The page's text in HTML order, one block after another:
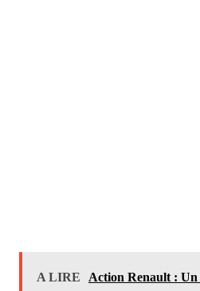
A LIRE
Action Renault :